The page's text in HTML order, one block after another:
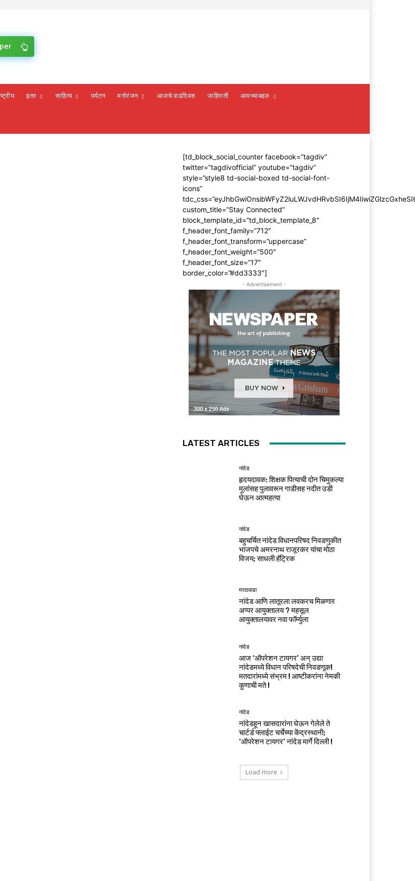
इतर साहित्य पर्यटन मनोरंजन आजचे वाढदिवस जाहिराती आमच्याबद्दल
[td_block_social_counter facebook=”tagdiv”
twitter=”tagdivofficial” youtube=”tagdiv”
style=”style8 td-social-boxed td-social-font-
icons”
custom_title=”Stay Connected”
block_template_id=”td_block_template_8″
f_header_font_family=”712″
f_header_font_transform=”uppercase”
f_header_font_weight=”500″
f_header_font_size=”17″
border_color=”#dd3333″]
- Advertisement -
LATEST ARTICLES
नांदेड
हृदयदावक: शिक्षक पित्याची दोन चिमुकल्या
मुलांसह पुलावरून गाडीसह नदीत उडी
घेऊन आत्महत्या
नांदेड
बहुचर्चित नांदेड विधानपरिषद निवडणुकीत
भाजपचे अमरनाथ राजूरकर यांचा मोठा
विजय; साधली हॅट्रिक
मराठवाडा
नांदेड आणि लातूरला लवकरच मिळणार
अप्पर आयुक्तालय ? महसूल
आयुक्तालयावर नवा फॉर्म्युला
नांदेड
आज ‘ऑपरेशन टायगर’ अन् उद्या
नांदेडमध्ये विधान परिषदेची निवडणूक!
मतदारांमध्ये संभ्रम ! आष्टीकरांना नेमकी
कुणाची मते !
नांदेड
नांदेडहून खासदारांना घेऊन गेलेले ते
चार्टर्ड फ्लाईट चर्चेच्या केंद्रस्थानी;
‘ऑपरेशन टायगर’ नांदेड मार्गे दिल्ली !
Load more